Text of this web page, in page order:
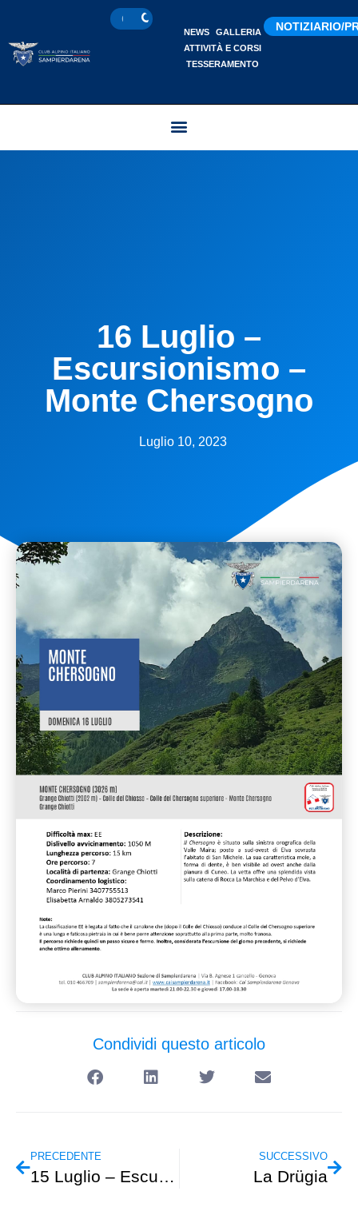
NEWS
GALLERIA
ATTIVITÀ E CORSI
TESSERAMENTO
NOTIZIARIO/
16 Luglio –
Escursionismo –
Monte Chersogno
Luglio 10, 2023
Condividi questo articolo
PRECEDENTE
15 Luglio – Escursionismo – Monte Scaletta
SUCCESSIVO
La Drügia